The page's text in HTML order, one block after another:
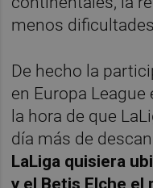
menos
De hecho la
en Europa
la hora de que
día más de
LaLiga quisiera